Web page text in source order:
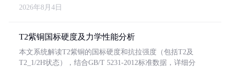
2026年8月4日
T2紫铜国标硬度及力学性能分析
本文系统解读T2紫铜的国标硬度和抗拉强度（包括T2及
T2_1/2H状态），结合GB/T 5231-2012标准数据，详细分